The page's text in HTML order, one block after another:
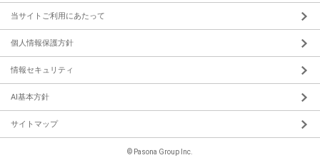
当サイトご利用にあたって
個人情報保護方針
情報セキュリティ
AI基本方針
サイトマップ
© Pasona Group Inc.